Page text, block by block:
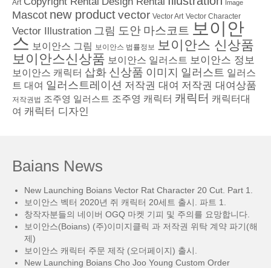
Art
Image
Mascot new productvector Vector Art Vector Character
Vector Illustration 그림 도안 마스코트 보이안
스 보이안스 그림 보이안스 법률정보 보이안스 신상품
보이안스신상품 보이안스 일러스트 보이안스 정보
보이안스 캐릭터 삽화 신상품 이미지 일러스트 일러스
트 대여 일러스트레이션 저작권 대여 저작권 대여상품
저작권법 조주영 일러스트 조주영 캐릭터 캐릭터 캐릭터대
여 캐릭터 디자인
Baians News
New Launching Boians Vector Rat Character 20 Cut. Part 1.
보이안스 벡터 2020년 쥐 캐릭터 20세트 출시. 파트 1.
창작자분들의 네이버 OGQ 마켓 기피 및 주의를 요망합니다.
보이안스(Boians) (주)이미지클릭 과 저작권 위탁 계약 파기(해
제)
보이안스 캐릭터 주문 제작 (오더페이지) 출시.
New Launching Boians Cho Joo Young Custom Order